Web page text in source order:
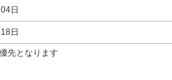
日
日
先となります